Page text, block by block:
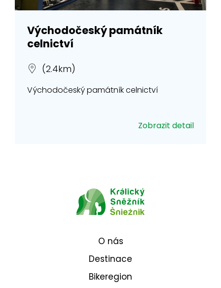
Východočeský památník
celnictví
(2.4km)
Východočeský památník celnictví
Zobrazit detail
O nás
Destinace
Bikeregion